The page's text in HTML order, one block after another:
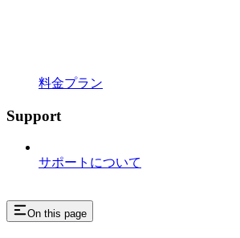
料金プラン
Support
サポートについて
On this page